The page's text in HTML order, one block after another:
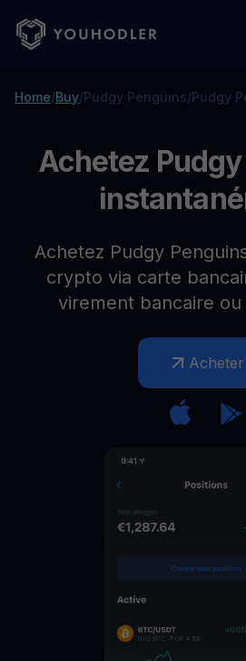
Home/Buy/Pudgy Penguins/Pudgy
Achetez
Achetez Pudgy
crypto via carte
virement bancaire
Acheter